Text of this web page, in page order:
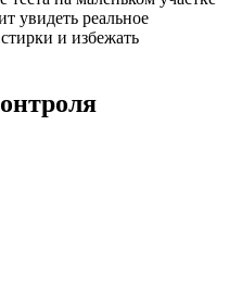
увидеть реальное
и избежать